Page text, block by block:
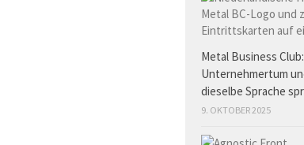
Metal Business
Unternehmertum
dieselbe Sprache
9. OKTOBER 2025